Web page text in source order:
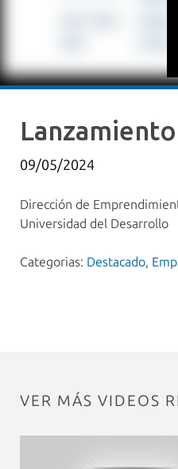
09/05/2024
Dirección de
Universidad del Desarrollo
Categorias: Destacado,
VER MÁS VIDEOS